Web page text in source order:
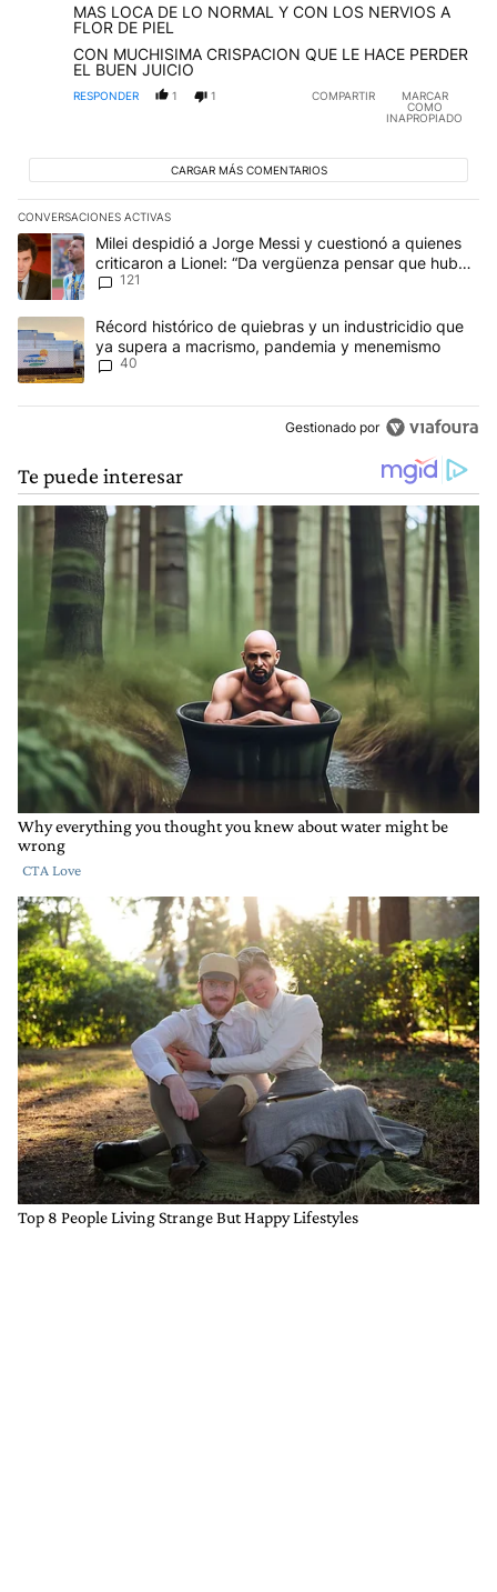
MAS LOCA DE LO NORMAL Y CON LOS NERVIOS A
FLOR DE PIEL
CON MUCHISIMA CRISPACION QUE LE HACE PERDER
EL BUEN JUICIO
RESPONDER 1 1 COMPARTIR
MARCAR
COMO
INAPROPIADO
CARGAR MÁS COMENTARIOS
CONVERSACIONES ACTIVAS
Este listado muestra los artículos con más comentarios en los
Un artículo de tendencia con el título "Milei despidió a Jorge
Milei despidió a Jorge Messi y cuestionó a quienes
criticaron a Lionel: “Da vergüenza pensar que hubo
anti-Messi”
121
Un artículo de tendencia con el título "Récord histórico de
Récord histórico de quiebras y un industricidio que
ya supera a macrismo, pandemia y menemismo
40
Gestionado por